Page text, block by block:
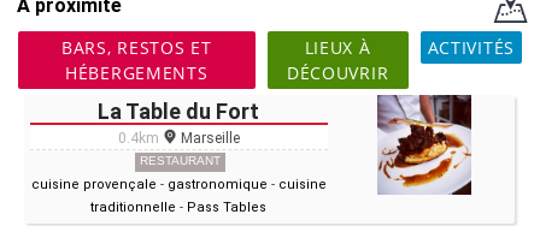
A proximité
BARS, RESTOS ET
HÉBERGEMENTS
LIEUX À
DÉCOUVRIR
ACTIVITÉS
La Table du Fort
0.4km Marseille
RESTAURANT
cuisine provençale - gastronomique - cuisine
traditionnelle - Pass Tables